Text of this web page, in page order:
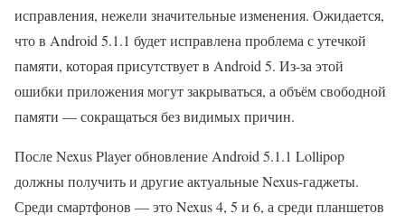
исправления, нежели значительные изменения. Ожидается,
что в Android 5.1.1 будет исправлена проблема с утечкой
памяти, которая присутствует в Android 5. Из-за этой
ошибки приложения могут закрываться, а объём свободной
памяти — сокращаться без видимых причин.
После Nexus Player обновление Android 5.1.1 Lollipop
должны получить и другие актуальные Nexus-гаджеты.
Среди смартфонов — это Nexus 4, 5 и 6, а среди планшетов